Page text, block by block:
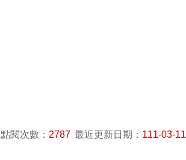
點閱次數： 2787 最近更新日期： 111-03-11